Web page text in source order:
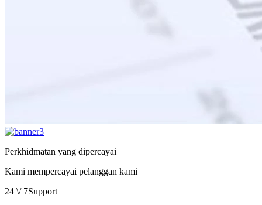
Perkhidmatan yang dipercayai
Kami mempercayai pelanggan kami
24 \/ 7Support